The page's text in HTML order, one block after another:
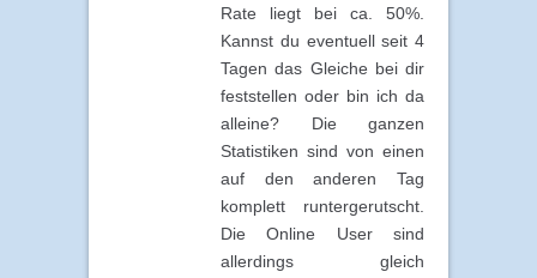
Rate liegt bei ca. 50%.
Kannst du eventuell seit 4
Tagen das Gleiche bei dir
feststellen oder bin ich da
alleine? Die ganzen
Statistiken sind von einen
auf den anderen Tag
komplett runtergerutscht.
Die Online User sind
allerdings gleich